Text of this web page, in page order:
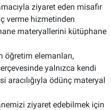
ziyaret eden misafir
verme hizmetinden
materyallerini kütüphane
öğretim elemanları,
yalnızca kendi
aracılığıyla ödünç materyal
ziyaret edebilmek için